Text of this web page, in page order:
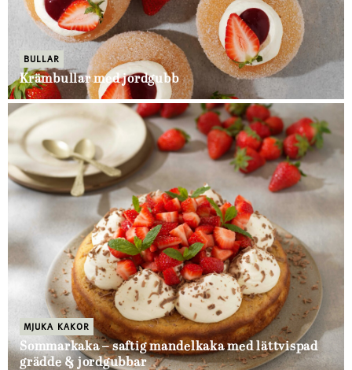
BULLAR
Krämbullar med jordgubb
MJUKA KAKOR
Sommarkaka – saftig mandelkaka med lättvispad
grädde & jordgubbar